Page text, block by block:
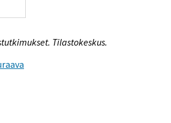
Tilastokeskus.